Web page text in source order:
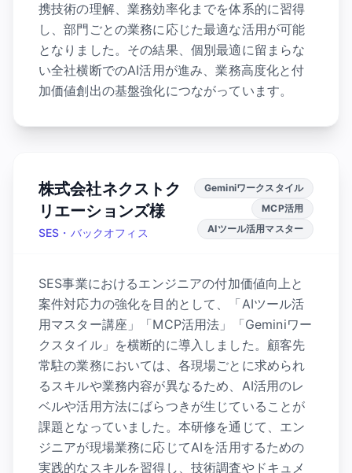
携技術の理解、業務効率化までを体系的に習得
し、部門ごとの業務に応じた最適な活用が可能
となりました。その結果、個別最適に留まらな
い全社横断でのAI活用が進み、業務高度化と付
加価値創出の基盤強化につながっています。
株式会社ネクストク
リエーションズ様
SES・バックオフィス
Geminiワークスタイル
MCP活用
AIツール活用マスター
SES事業におけるエンジニアの付加価値向上と
案件対応力の強化を目的として、「AIツール活
用マスター講座」「MCP活用法」「Geminiワー
クスタイル」を横断的に導入しました。顧客先
常駐の業務においては、各現場ごとに求められ
るスキルや業務内容が異なるため、AI活用のレ
ベルや活用方法にばらつきが生じていることが
課題となっていました。本研修を通じて、エン
ジニアが現場業務に応じてAIを活用するための
実践的なスキルを習得し、技術調査やドキュメ